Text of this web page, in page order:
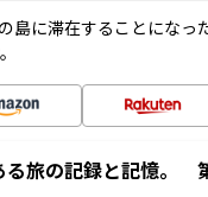
島に滞在することにな
旅の記録と記憶。